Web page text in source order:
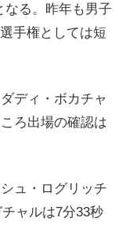
なる。昨年も男子
手権としては短
ディ・ボカチャ
ろ出場の確認は
ュ・ログリッチ
ャルは7分33秒